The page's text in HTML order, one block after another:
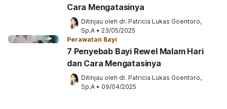
Cara Mengatasinya
Ditinjau oleh dr. Patricia Lukas Goentoro,
Sp.A • 23/05/2025
Perawatan Bayi
7 Penyebab Bayi Rewel Malam Hari
dan Cara Mengatasinya
Ditinjau oleh dr. Patricia Lukas Goentoro,
Sp.A • 09/04/2025